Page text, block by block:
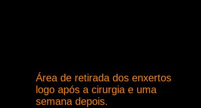
Área de retirada dos enxertos
logo após a cirurgia e uma
semana depois.